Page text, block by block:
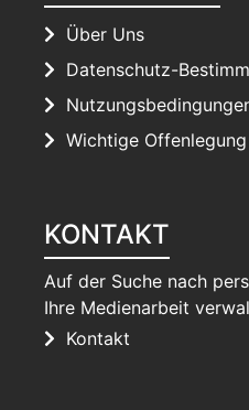
Über Uns
Datenschutz-
Wichtige Offenlegung
KONTAKT
Auf der Suche nach
Ihre Medienarbeit
Kontakt